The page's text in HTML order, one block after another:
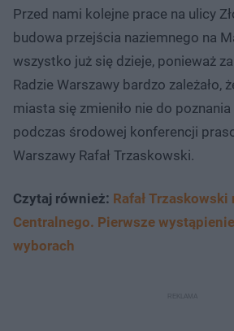
Przed nami kolejne prace na ulicy
budowa przejścia naziemnego na
wszystko już się dzieje, ponieważ
Radzie Warszawy bardzo zależało,
miasta się zmieniło nie do poznania
podczas środowej konferencji
Warszawy Rafał Trzaskowski.
Czytaj również: Rafał
Centralnego. Pierwsze
wyborach